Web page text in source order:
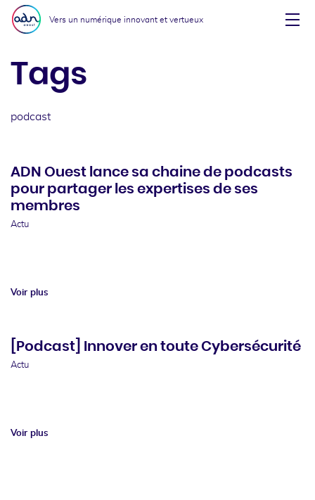
Aller au menu
Aller au contenu
Vers un numérique innovant et vertueux
Tags
podcast
ADN Ouest lance sa chaine de podcasts
pour partager les expertises de ses
membres
Actu
Voir plus
[Podcast] Innover en toute Cybersécurité
Actu
Voir plus